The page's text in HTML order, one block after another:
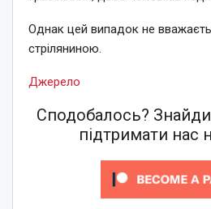
Однак цей випадок не
стріляниною.
Джерело
Сподобалось?
підтримати нас